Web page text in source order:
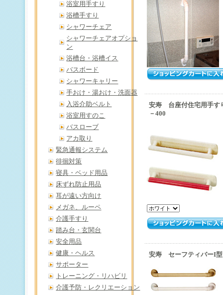
安寿 台座付住宅用手す
－400
安寿 セーフティバーI
浴室用手すり
浴槽手すり
シャワーチェア
シャワーチェアオプショ
ン
浴槽台・浴槽イス
バスボード
シャワーキャリー
手おけ・湯おけ・洗面器
入浴介助ベルト
浴室用すのこ
バスローブ
アカ取り
緊急通報システム
徘徊対策
寝具・ベッド用品
床ずれ防止用品
耳が遠い方向け
メガネ、ルーペ
介護手すり
踏み台・玄関台
安全用品
健康・ヘルス
サポーター
トレーニング・リハビリ
介護予防・レクリエーション